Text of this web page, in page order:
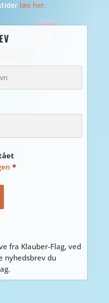
læs her.
*
fra Klauber-Flag, ved
nyhedsbrev du